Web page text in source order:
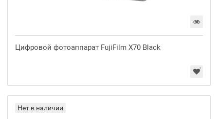
Цифровой фотоаппарат FujiFilm X70 Black
Нет в наличии